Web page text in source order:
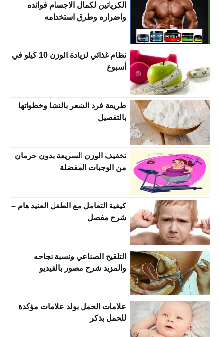
الكرياتين لكمال الاجسام فوائده
واضراره وطرق استخدامه
نظام غذائي لزيادة الوزن 10 كيلو في
أسبوع
طريقة فرد الشعر بالنشا وخطواتها
بالتفصيل
تخفيف الوزن السريعة بدون حرمان
من الوجبات المفضلة
كيفية التعامل مع الطفل العنيد هام –
شرح مفصل
التلقيح الصناعي ونسبة نجاحه
والمزيد شرح مصور بالفيديو
علامات الحمل بولد علامات مؤكدة
للحمل بذكر